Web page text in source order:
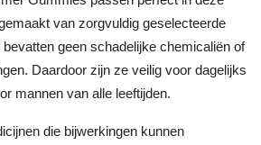
van zorgvuldig geselecteerde
geen schadelijke chemicaliën of
Daardoor zijn ze veilig voor dagelijks
mannen van alle leeftijden.
die bijwerkingen kunnen